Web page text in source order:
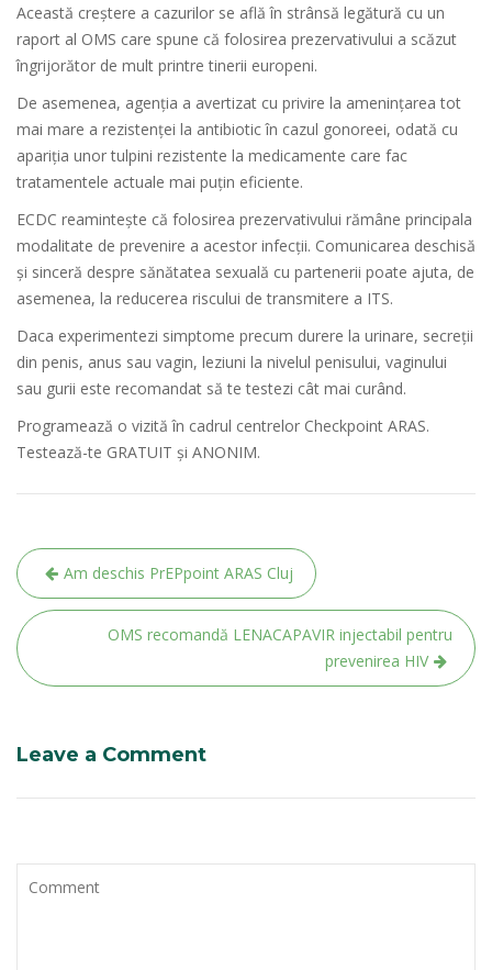
Această creștere a cazurilor se află în strânsă legătură cu un
raport al OMS care spune că folosirea prezervativului a scăzut
îngrijorător de mult printre tinerii europeni.
De asemenea, agenția a avertizat cu privire la amenințarea tot
mai mare a rezistenței la antibiotic în cazul gonoreei, odată cu
apariția unor tulpini rezistente la medicamente care fac
tratamentele actuale mai puțin eficiente.
ECDC reamintește că folosirea prezervativului rămâne principala
modalitate de prevenire a acestor infecții. Comunicarea deschisă
și sinceră despre sănătatea sexuală cu partenerii poate ajuta, de
asemenea, la reducerea riscului de transmitere a ITS.
Daca experimentezi simptome precum durere la urinare, secreții
din penis, anus sau vagin, leziuni la nivelul penisului, vaginului
sau gurii este recomandat să te testezi cât mai curând.
Programează o vizită în cadrul centrelor Checkpoint ARAS.
Testează-te GRATUIT și ANONIM.
Navigare
în
articole
Am deschis PrEPpoint ARAS Cluj
OMS recomandă LENACAPAVIR injectabil pentru
prevenirea HIV
Leave a Comment